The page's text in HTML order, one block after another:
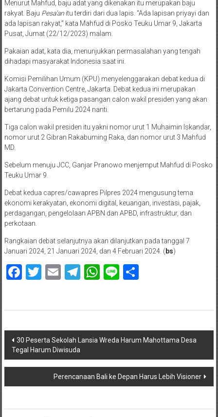
Menurut Mahfud, baju adat yang dikenakan itu merupakan baju
rakyat. Baju Pesa’anitu terdiri dari dua lapis. “Ada lapisan priyayi dan
ada lapisan rakyat,” kata Mahfud di Posko Teuku Umar 9, Jakarta
Pusat, Jumat (22/12/2023) malam.
Pakaian adat, kata dia, menunjukkan permasalahan yang tengah
dihadapi masyarakat Indonesia saat ini.
Komisi Pemilihan Umum (KPU) menyelenggarakan debat kedua di
Jakarta Convention Centre, Jakarta. Debat kedua ini merupakan
ajang debat untuk ketiga pasangan calon wakil presiden yang akan
bertarung pada Pemilu 2024 nanti.
Tiga calon wakil presiden itu yakni nomor urut 1 Muhaimin Iskandar,
nomor urut 2 Gibran Rakabuming Raka, dan nomor urut 3 Mahfud
MD.
Sebelum menuju JCC, Ganjar Pranowo menjemput Mahfud di Posko
Teuku Umar 9.
Debat kedua capres/cawapres Pilpres 2024 mengusung tema
ekonomi kerakyatan, ekonomi digital, keuangan, investasi, pajak,
perdagangan, pengelolaan APBN dan APBD, infrastruktur, dan
perkotaan.
Rangkaian debat selanjutnya akan dilanjutkan pada tanggal 7
Januari 2024, 21 Januari 2024, dan 4 Februari 2024. ( bs)
Facebook
Twitter
EmailTelegram
WhatsApp
LineShare
Navigasi
pos
30 Peserta Sekolah Lansia Wreda Harum Mahottama Desa
Tegal Harum Diwisuda
Perencanaan Bali ke Depan Harus Lebih Visioner